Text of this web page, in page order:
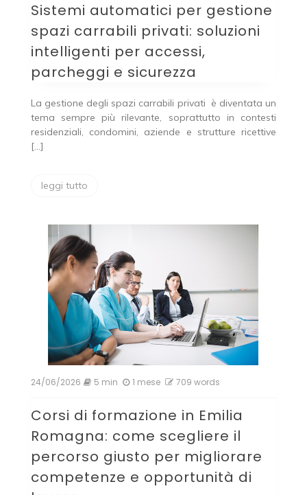
Sistemi automatici per gestione
spazi carrabili privati: soluzioni
intelligenti per accessi,
parcheggi e sicurezza
La gestione degli spazi carrabili privati è diventata un
tema sempre più rilevante, soprattutto in contesti
residenziali, condomini, aziende e strutture ricettive
[…]
leggi tutto
24/06/2026 5 min 1 mese 709 words
Corsi di formazione in Emilia
Romagna: come scegliere il
percorso giusto per migliorare
competenze e opportunità di